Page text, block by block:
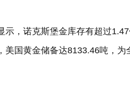
示，诺克斯堡金库存有超过
美国黄金储备达8133.46吨，